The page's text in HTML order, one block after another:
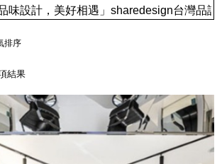
遇」sharedesign台灣品設計，五大特色主
排序
結果